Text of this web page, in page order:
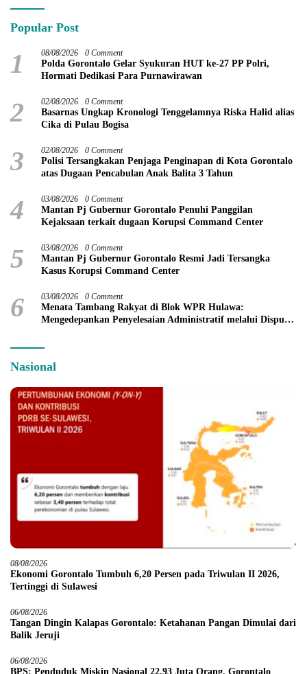
Popular Post
1 08/08/2026 0 Comment
Polda Gorontalo Gelar Syukuran HUT ke-27 PP Polri,
Hormati Dedikasi Para Purnawirawan
2 02/08/2026 0 Comment
Basarnas Ungkap Kronologi Tenggelamnya Riska Halid alias
Cika di Pulau Bogisa
3 02/08/2026 0 Comment
Polisi Tersangkakan Penjaga Penginapan di Kota Gorontalo
atas Dugaan Pencabulan Anak Balita 3 Tahun
4 03/08/2026 0 Comment
Mantan Pj Gubernur Gorontalo Penuhi Panggilan
Kejaksaan terkait dugaan Korupsi Command Center
5 03/08/2026 0 Comment
Mantan Pj Gubernur Gorontalo Resmi Jadi Tersangka
Kasus Korupsi Command Center
6 03/08/2026 0 Comment
Menata Tambang Rakyat di Blok WPR Hulawa:
Mengedepankan Penyelesaian Administratif melalui Dispute
Nasional
08/08/2026
Ekonomi Gorontalo Tumbuh 6,20 Persen pada Triwulan II 2026,
Tertinggi di Sulawesi
06/08/2026
Tangan Dingin Kalapas Gorontalo: Ketahanan Pangan Dimulai dari
Balik Jeruji
06/08/2026
BPS: Penduduk Miskin Nasional 22,93 Juta Orang, Gorontalo